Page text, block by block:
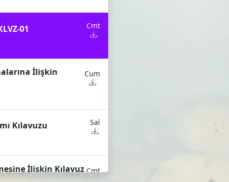
01
Cmt
İlişkin
Cum
Kılavuzu
Sal
İlişkin Kılavuz Cmt